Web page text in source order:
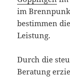
im
bestimmen
Leistung.
Durch die
Beratung